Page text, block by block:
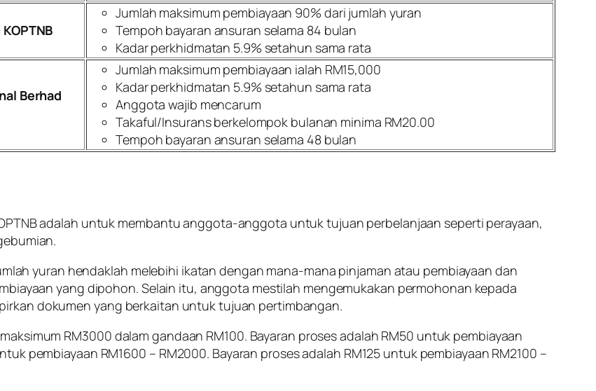
Jumlah maksimum pembiayaan 90% dari jumlah yuran
Tempoh bayaran ansuran selama 84 bulan
Kadar perkhidmatan 5.9% setahun sama rata
Berhad
Jumlah maksimum pembiayaan ialah RM15,000
Kadar perkhidmatan 5.9% setahun sama rata
Anggota wajib mencarum
Takaful/Insurans berkelompok bulanan minima RM20.00
Tempoh bayaran ansuran selama 48 bulan
adalah untuk membantu anggota-anggota untuk tujuan perbelanjaan seperti perayaan,
yuran hendaklah melebihi ikatan dengan mana-mana pinjaman atau pembiayaan dan
yang dipohon. Selain itu, anggota mestilah mengemukakan permohonan kepada
dokumen yang berkaitan untuk tujuan pertimbangan.
RM3000 dalam gandaan RM100. Bayaran proses adalah RM50 untuk pembiayaan
pembiayaan RM1600 – RM2000. Bayaran proses adalah RM125 untuk pembiayaan RM2100 –